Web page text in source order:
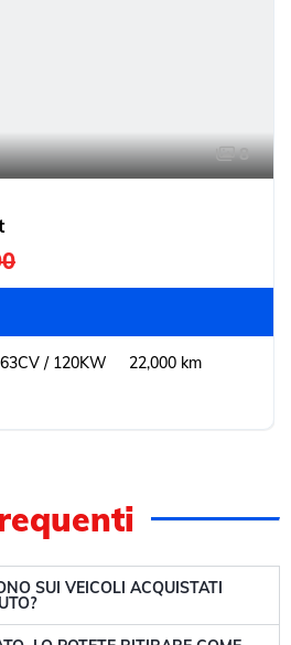
8
/ 120KW
22,000 km
SUI VEICOLI ACQUISTATI